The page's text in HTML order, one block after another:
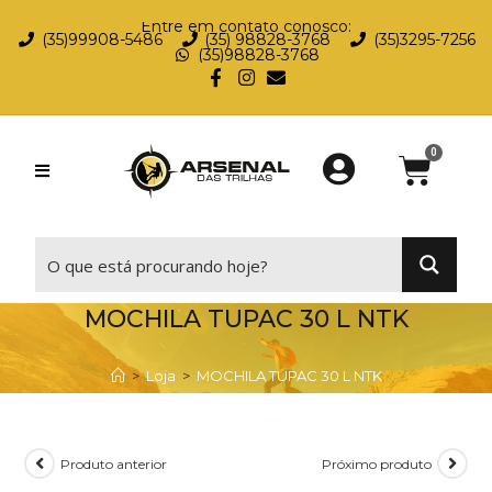
Entre em contato conosco:
(35)99908-5486 (35) 98828-3768 (35)3295-7256
(35)98828-3768
MOCHILA TUPAC 30 L NTK
> Loja > MOCHILA TUPAC 30 L NTK
Produto anterior Próximo produto